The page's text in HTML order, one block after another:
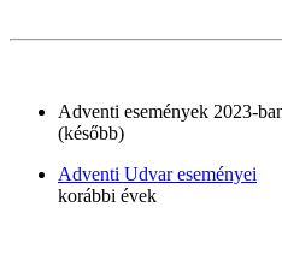
Adventi események 2023-
(később)
Adventi Udvar eseményei
korábbi évek